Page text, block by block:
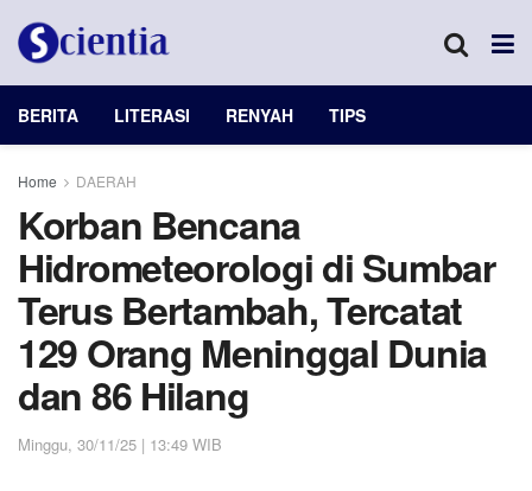
BERITA LITERASI RENYAH TIPS
Home DAERAH
Korban Bencana
Hidrometeorologi di Sumbar
Terus Bertambah, Tercatat
129 Orang Meninggal Dunia
dan 86 Hilang
Minggu, 30/11/25 | 13:49 WIB